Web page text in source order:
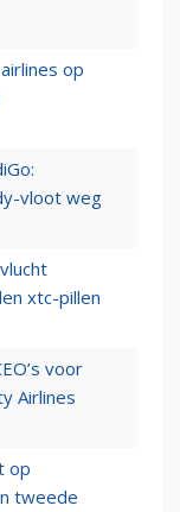
op
vloot weg
xtc-pillen
voor
Airlines
op
tweede